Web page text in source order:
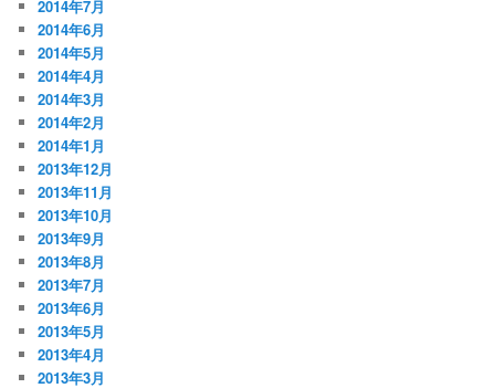
2014年7月
2014年6月
2014年5月
2014年4月
2014年3月
2014年2月
2014年1月
2013年12月
2013年11月
2013年10月
2013年9月
2013年8月
2013年7月
2013年6月
2013年5月
2013年4月
2013年3月